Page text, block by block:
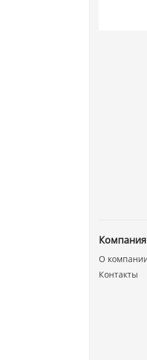
Компания
О
Контакты